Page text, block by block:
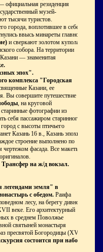
резиденция
музей-
тысячи туристов.
города, воплотившее в себе
ввысь минареты главной
и сверкают золотом купола
собора. На территории
— знаменитая
эпох".
комплекса "Городская
Казани, ее
Вы совершите путешествие по
, на круговой
фотографии из
себя пассажиром старинного
с высоты птичьего
Казань 16 в., Казань эпохи
строение выполнено по
чертежом фасада. Все макеты
на ж/д вокзал.
легендами земля" в
с обедом. Раифа
лесу, на берегу дивной
веке. Его архитектурный
в среднем Поволжье
святыней монастыря
пресвятой Богородицы (XVII
состоится при наборе